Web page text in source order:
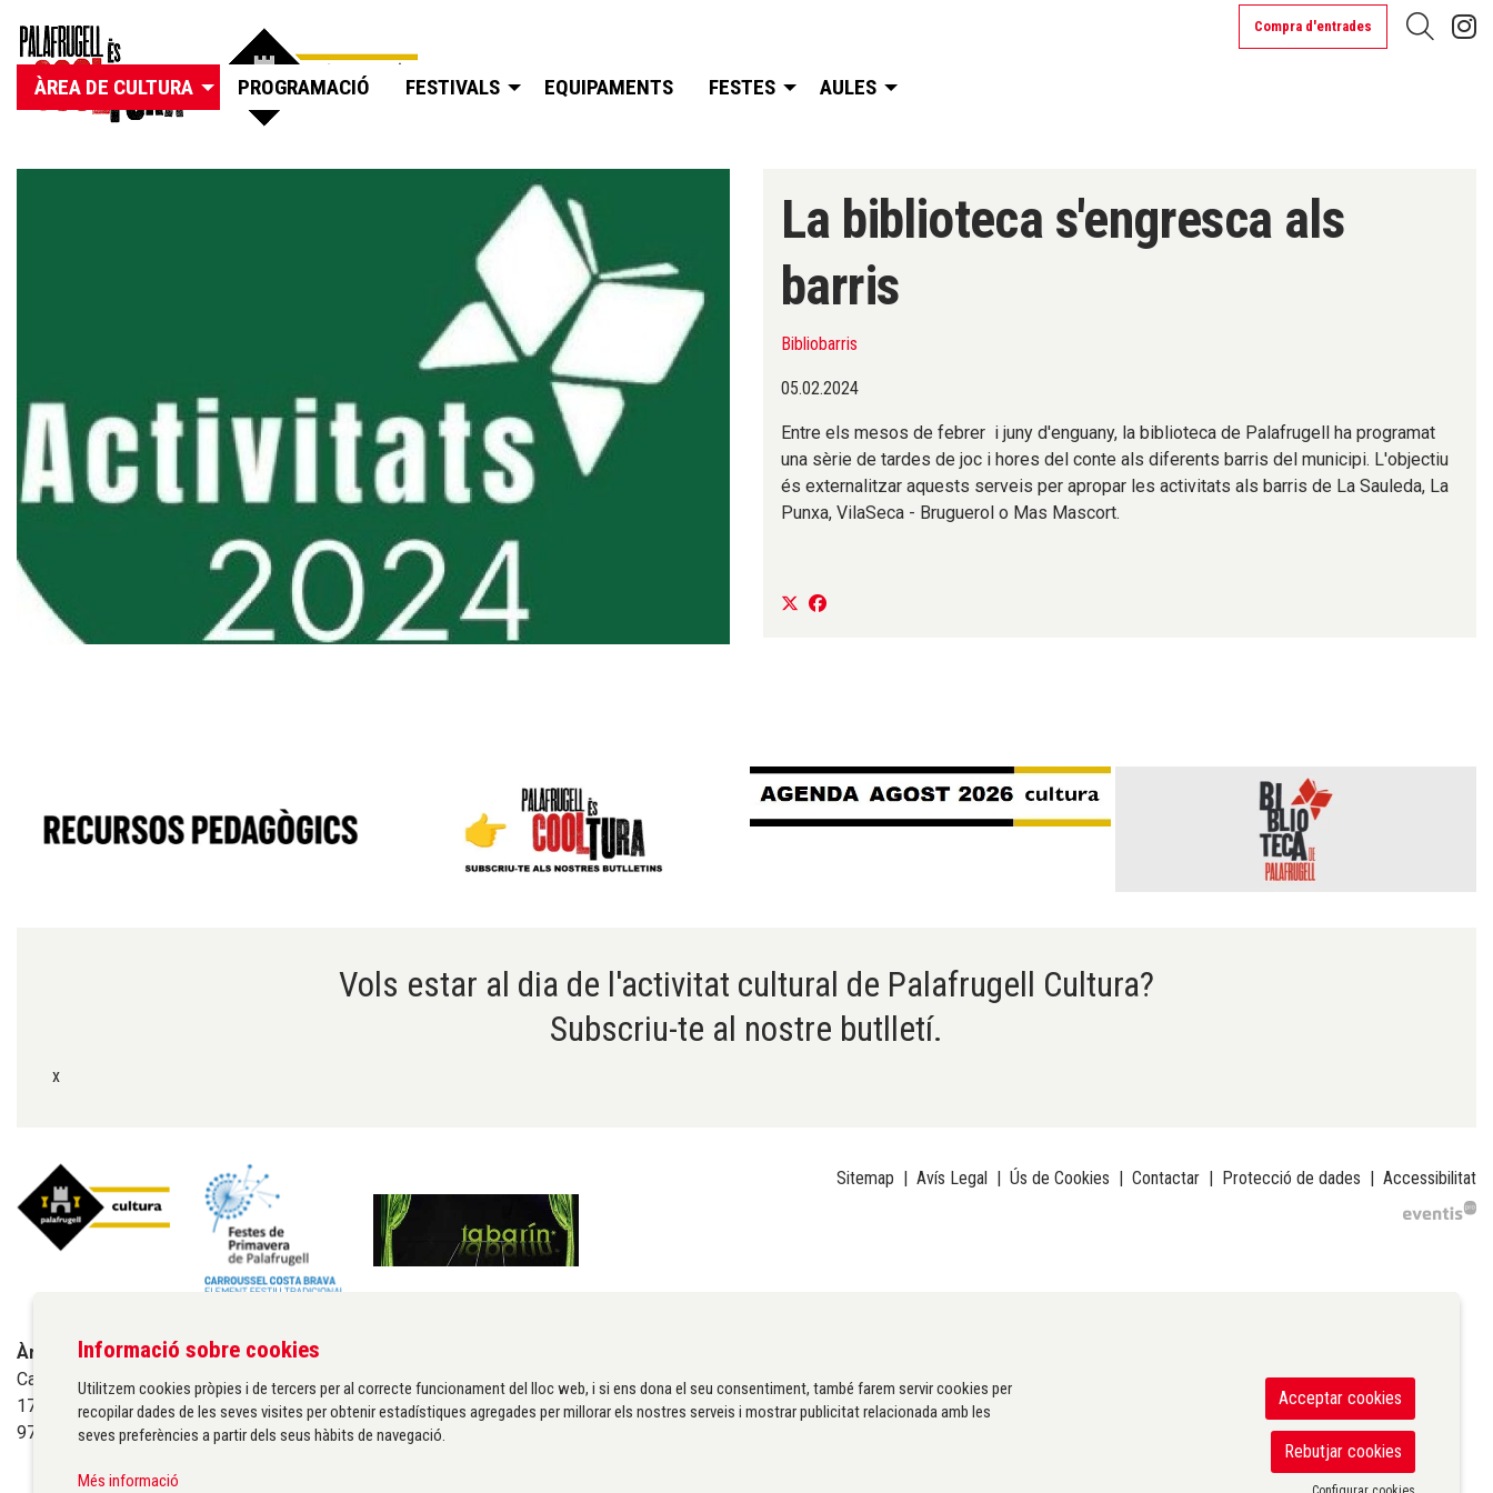
Compra d'entrades
ÀREA DE CULTURA PROGRAMACIÓ FESTIVALS EQUIPAMENTS FESTES AULES
La biblioteca s'engresca als
barris
Bibliobarris
05.02.2024
Entre els mesos de febrer i juny d'enguany, la biblioteca de Palafrugell ha programat
una sèrie de tardes de joc i hores del conte als diferents barris del municipi. L'objectiu
és externalitzar aquests serveis per apropar les activitats als barris de La Sauleda, La
Punxa, VilaSeca - Bruguerol o Mas Mascort.
Vols estar al dia de l'activitat cultural de Palafrugell Cultura?
Subscriu-te al nostre butlletí.
x
Àrea de cultura de l'Ajuntament de Palafrugell
Carrer Santa Margarida, 1
17200 Palafrugell
972 611 172 ·cultura@palafrugell.cat
Sitemap | Avís Legal | Ús de Cookies | Contactar | Protecció de dades | Accessibilitat
Informació sobre cookies
Utilitzem cookies pròpies i de tercers per al correcte funcionament del lloc web, i si ens dona el seu consentiment, també farem servir cookies per
recopilar dades de les seves visites per obtenir estadístiques agregades per millorar els nostres serveis i mostrar publicitat relacionada amb les
seves preferències a partir dels seus hàbits de navegació.
Més informació
Acceptar cookies
Rebutjar cookies